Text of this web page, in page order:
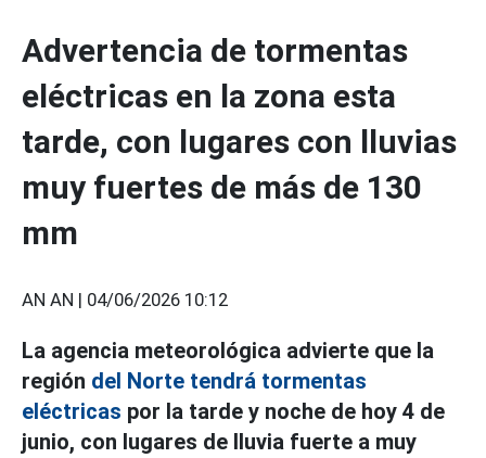
Advertencia de tormentas
eléctricas en la zona esta
tarde, con lugares con lluvias
muy fuertes de más de 130
mm
AN AN | 04/06/2026 10:12
La agencia meteorológica advierte que la
región del Norte tendrá tormentas
eléctricas por la tarde y noche de hoy 4 de
junio, con lugares de lluvia fuerte a muy